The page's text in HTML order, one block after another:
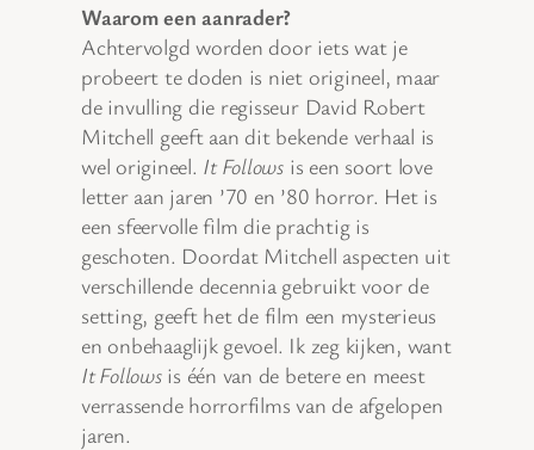
Waarom een aanrader?
Achtervolgd worden door iets wat je
probeert te doden is niet origineel, maar
de invulling die regisseur David Robert
Mitchell geeft aan dit bekende verhaal is
wel origineel. It Follows is een soort love
letter aan jaren ’70 en ’80 horror. Het is
een sfeervolle film die prachtig is
geschoten. Doordat Mitchell aspecten uit
verschillende decennia gebruikt voor de
setting, geeft het de film een mysterieus
en onbehaaglijk gevoel. Ik zeg kijken, want
It Followsis één van de betere en meest
verrassende horrorfilms van de afgelopen
jaren.